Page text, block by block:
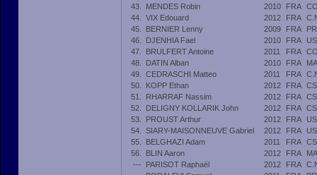
43.
MENDES Robin 2010 FRA
44.
VIX Edouard 2012 FRA
45.
BERNIER Lenny 2009 FRA
46.
DJENHIA Fael 2010 FRA
47.
BRULFERT Antoine 2011 FRA
48.
DATIN Alban 2010 FRA
49.
CEDRASCHI Matteo 2011 FRA
50.
KOPP Ethan 2012 FRA
51.
RHARRAF Nassim 2012 FRA
52.
DELIGNY KOLLARIK John 2012 FRA
53.
PROUST Arthur 2012 FRA
54.
SIARY-MAISONNEUVE Gabriel 2012 FRA
55.
BELGHAZI Adam 2011 FRA
56.
BLIN Aaron 2012 FRA
---
PARISOT Raphaël 2012 FRA